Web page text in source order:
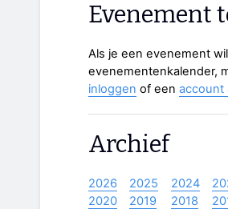
Evenement
Als je een evenement
evenementenkalender,
inloggen of een account
Archief
2026 2025 2024
2020
2019 2018